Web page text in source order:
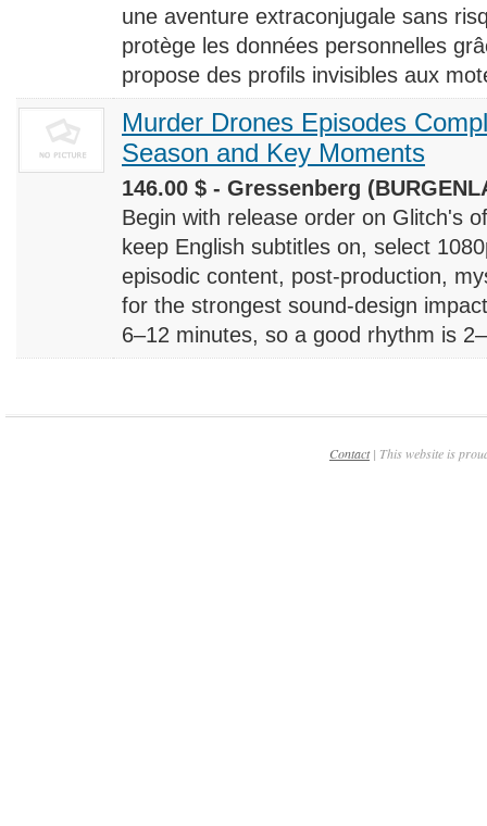
une aventure extraconjugale sans
protège les données personnelles
propose des profils invisibles aux
Murder Drones Episodes
Season and Key Moments
146.00 $ - Gressenberg
Begin with release order on Glitch's
keep English subtitles on, select
episodic content, post-production,
for the strongest sound-design
6–12 minutes, so a good rhythm is
Contact| This website is